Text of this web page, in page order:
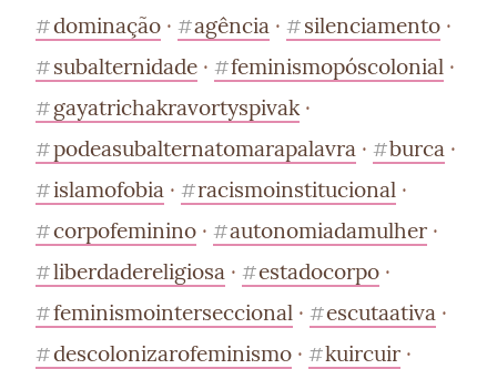
#dominação · #agência · #silenciamento
#subalternidade · #feminismopóscolonial
#gayatrichakravortyspivak
#podeasubalternatomarapalavra · #burca
#islamofobia · #racismoinstitucional
#corpofeminino · #autonomiadamulher
#liberdadereligiosa · #estadocorpo
#feminismointerseccional · #escutaativa
#descolonizarofeminismo · #kuircuir